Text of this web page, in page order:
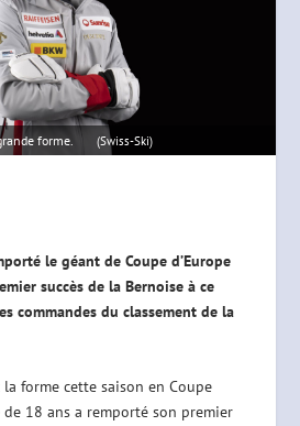
forme. (Swiss-Ski)
le géant de Coupe d’Europe
succès de la Bernoise à ce
commandes du classement de la
forme cette saison en Coupe
de 18 ans a remporté son premier